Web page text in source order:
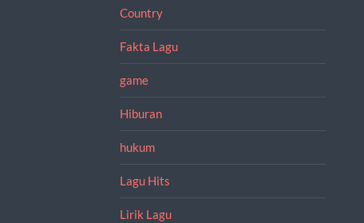
Country
Fakta Lagu
game
Hiburan
hukum
Lagu Hits
Lirik Lagu